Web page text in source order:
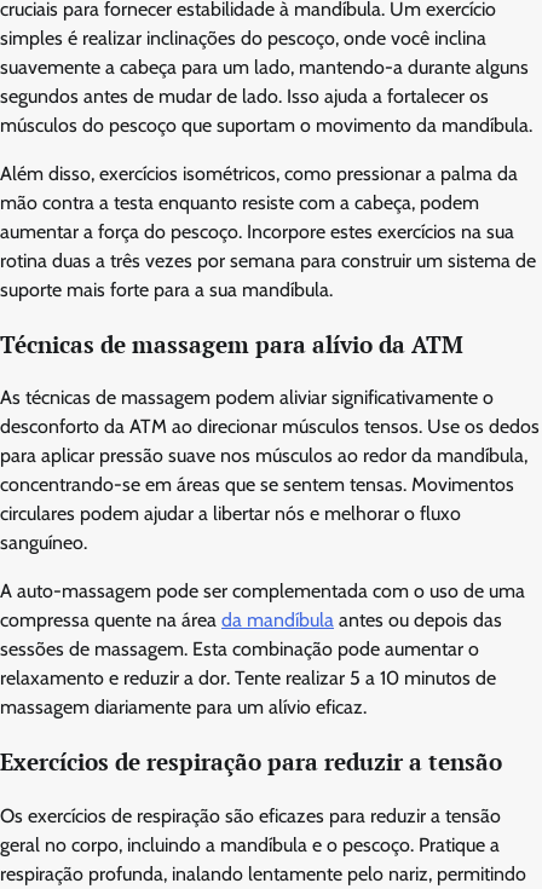
cruciais para fornecer estabilidade à mandíbula. Um exercício
simples é realizar inclinações do pescoço, onde você inclina
suavemente a cabeça para um lado, mantendo-a durante alguns
segundos antes de mudar de lado. Isso ajuda a fortalecer os
músculos do pescoço que suportam o movimento da mandíbula.
Além disso, exercícios isométricos, como pressionar a palma da
mão contra a testa enquanto resiste com a cabeça, podem
aumentar a força do pescoço. Incorpore estes exercícios na sua
rotina duas a três vezes por semana para construir um sistema de
suporte mais forte para a sua mandíbula.
Técnicas de massagem para alívio da ATM
As técnicas de massagem podem aliviar significativamente o
desconforto da ATM ao direcionar músculos tensos. Use os dedos
para aplicar pressão suave nos músculos ao redor da mandíbula,
concentrando-se em áreas que se sentem tensas. Movimentos
circulares podem ajudar a libertar nós e melhorar o fluxo
sanguíneo.
A auto-massagem pode ser complementada com o uso de uma
compressa quente na área da mandíbula antes ou depois das
sessões de massagem. Esta combinação pode aumentar o
relaxamento e reduzir a dor. Tente realizar 5 a 10 minutos de
massagem diariamente para um alívio eficaz.
Exercícios de respiração para reduzir a tensão
Os exercícios de respiração são eficazes para reduzir a tensão
geral no corpo, incluindo a mandíbula e o pescoço. Pratique a
respiração profunda, inalando lentamente pelo nariz, permitindo